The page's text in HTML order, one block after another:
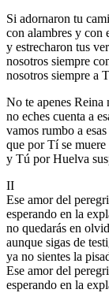
Si adornaron tu
con alambres y con
y estrecharon tus
nosotros siempre
nosotros siempre a
No te apenes Reina
no eches cuenta a
vamos rumbo a
que por Tí se
y Tú por Huelva
II
Ese amor del
esperando en la
no quedarás en
aunque sigas de
ya no sientes la
Ese amor del
esperando en la
¿Cuándo se
El traslado cada
¿Cuales son
Quiero hacer el
En el Rocío,